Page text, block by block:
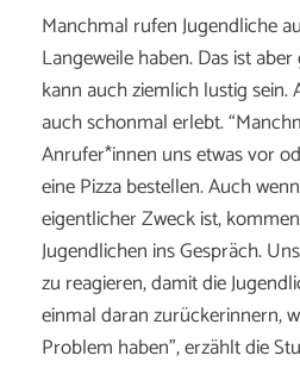
Manchmal rufen Jugendliche
Langeweile haben. Das ist
kann auch ziemlich lustig sein.
auch schonmal erlebt.
Anrufer*innen uns etwas vor
eine Pizza bestellen. Auch
eigentlicher Zweck ist,
Jugendlichen ins Gespräch.
zu reagieren, damit die
einmal daran zurückerinnern,
Problem haben”, erzählt die